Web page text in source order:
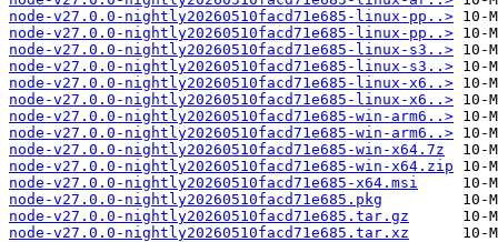
node-v27.0.0-nightly20260510facd71e685-linux-pp..>
node-v27.0.0-nightly20260510facd71e685-linux-pp..>
node-v27.0.0-nightly20260510facd71e685-linux-s3..>
node-v27.0.0-nightly20260510facd71e685-linux-s3..>
node-v27.0.0-nightly20260510facd71e685-linux-x6..>
node-v27.0.0-nightly20260510facd71e685-linux-x6..>
node-v27.0.0-nightly20260510facd71e685-win-arm6..>
node-v27.0.0-nightly20260510facd71e685-win-arm6..>
node-v27.0.0-nightly20260510facd71e685-win-x64.7z
node-v27.0.0-nightly20260510facd71e685-win-x64.zip
node-v27.0.0-nightly20260510facd71e685-x64.msi
node-v27.0.0-nightly20260510facd71e685.pkg
node-v27.0.0-nightly20260510facd71e685.tar.gz
node-v27.0.0-nightly20260510facd71e685.tar.xz